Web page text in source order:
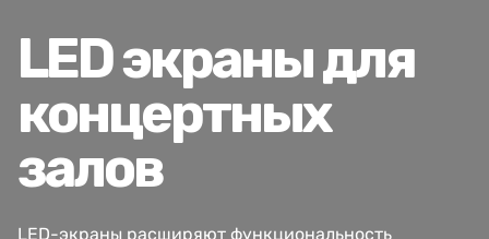
LED экраны для
концертных
залов
LED-экраны расширяют функциональность